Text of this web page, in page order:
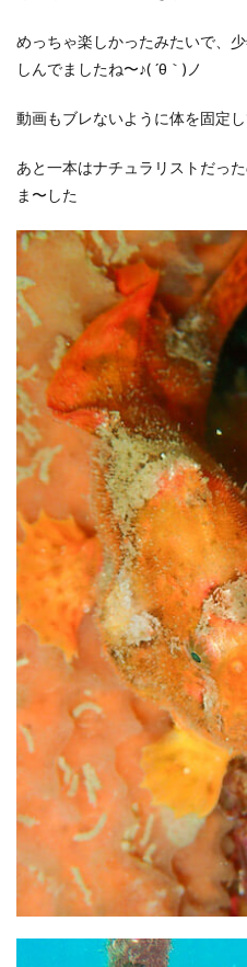
めっちゃ楽しかったみたいで、
しんでましたね〜♪( ´θ｀)ノ
動画もブレないように体を固定
あと一本はナチュラリストだっ
ま〜した